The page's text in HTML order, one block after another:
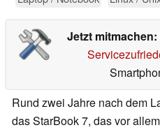
Jetzt mitmachen:
Rund zwei Jahre nach dem
das StarBook 7, das vor